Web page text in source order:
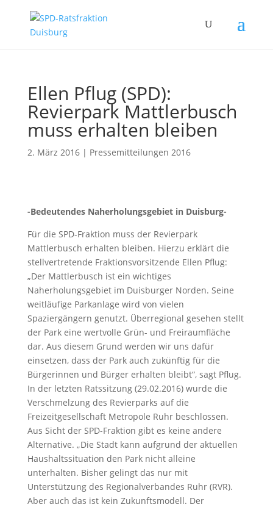
Ellen Pflug (SPD):
Revierpark Mattlerbusch
muss erhalten bleiben
2. März 2016| Pressemitteilungen 2016
-Bedeutendes Naherholungsgebiet in Duisburg-
Für die SPD-Fraktion muss der Revierpark
Mattlerbusch erhalten bleiben. Hierzu erklärt die
stellvertretende Fraktionsvorsitzende Ellen Pflug:
„Der Mattlerbusch ist ein wichtiges
Naherholungsgebiet im Duisburger Norden. Seine
weitläufige Parkanlage wird von vielen
Spaziergängern genutzt. Überregional gesehen stellt
der Park eine wertvolle Grün- und Freiraumfläche
dar. Aus diesem Grund werden wir uns dafür
einsetzen, dass der Park auch zukünftig für die
Bürgerinnen und Bürger erhalten bleibt“, sagt Pflug.
In der letzten Ratssitzung (29.02.2016) wurde die
Verschmelzung des Revierparks auf die
Freizeitgesellschaft Metropole Ruhr beschlossen.
Aus Sicht der SPD-Fraktion gibt es keine andere
Alternative. „Die Stadt kann aufgrund der aktuellen
Haushaltssituation den Park nicht alleine
unterhalten. Bisher gelingt das nur mit
Unterstützung des Regionalverbandes Ruhr (RVR).
Aber auch das ist kein Zukunftsmodell. Der